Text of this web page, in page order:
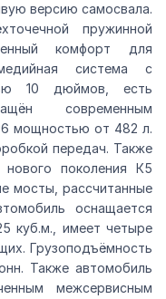
версию самосвала.
пружинной
комфорт для
система с
10 дюймов, есть
современным
мощностью от 482 л.
передач. Также
поколения К5
мосты, рассчитанные
оснащается
куб.м., имеет четыре
Грузоподъёмность
Также автомобиль
межсервисным